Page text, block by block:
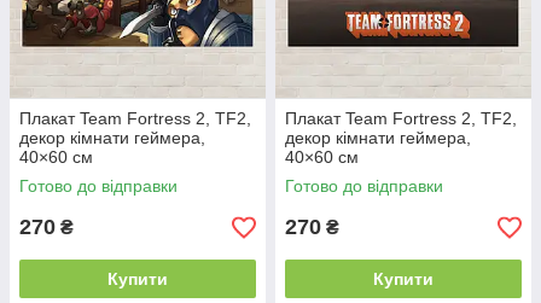
Плакат Team Fortress 2, TF2,
декор кімнати геймера,
40×60 см
Готово до відправки
270 ₴
Купити
Плакат Team Fortress 2, TF2,
декор кімнати геймера,
40×60 см
Готово до відправки
270 ₴
Купити